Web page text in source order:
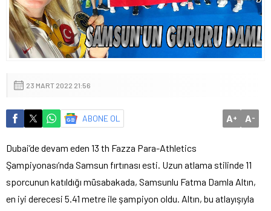
23 MART 2022 21:56
ABONE OL A+ A-
Dubai’de devam eden 13 th Fazza Para-Athletics
Şampiyonası’nda Samsun fırtınası esti. Uzun atlama stilinde 11
sporcunun katıldığı müsabakada, Samsunlu Fatma Damla Altın,
en iyi derecesi 5.41 metre ile şampiyon oldu. Altın, bu atlayışıyla